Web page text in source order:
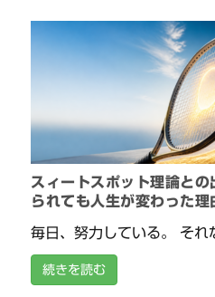
スィートスポット理論と
られても人生が変わった理
毎日、努力している。 それ
続きを読む